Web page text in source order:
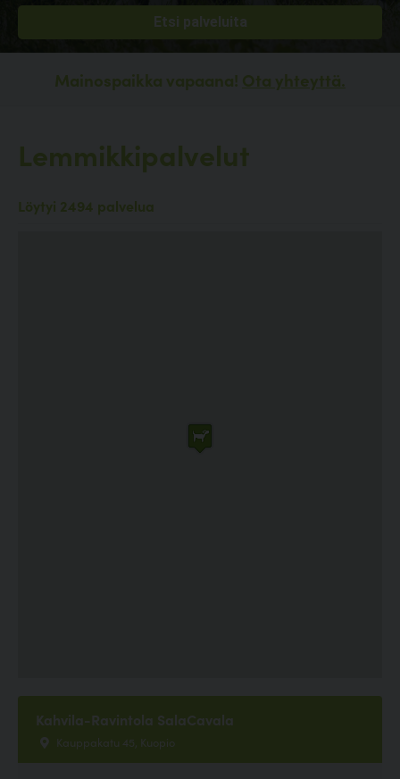
Mainospaikka vapaana! Ota yhteyttä.
Lemmikkipalvelut
Löytyi 2494 palvelua
Kahvila-Ravintola SalaCavala
Kauppakatu 45, Kuopio